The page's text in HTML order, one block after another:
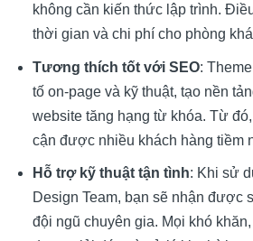
không cần kiến thức lập trình.
thời gian và chi phí cho phòng
Tương thích tốt với SEO:
tố on-page và kỹ thuật, tạo nền
website tăng hạng từ khóa. Từ
cận được nhiều khách hàng tiềm
Hỗ trợ kỹ thuật tận tình: Khi sử
Design Team, bạn sẽ nhận được
đội ngũ chuyên gia. Mọi khó